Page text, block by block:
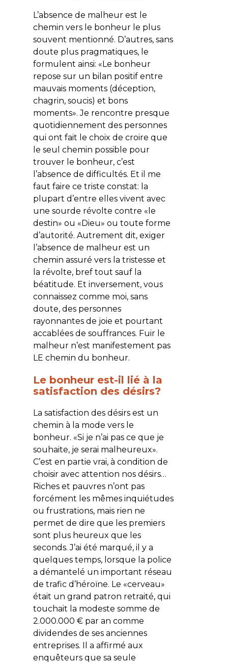
L’absence de malheur est le
chemin vers le bonheur le plus
souvent mentionné. D’autres, sans
doute plus pragmatiques, le
formulent ainsi: «Le bonheur
repose sur un bilan positif entre
mauvais moments (déception,
chagrin, soucis) et bons
moments». Je rencontre presque
quotidiennement des personnes
qui ont fait le choix de croire que
le seul chemin possible pour
trouver le bonheur, c’est
l’absence de difficultés. Et il me
faut faire ce triste constat: la
plupart d’entre elles vivent avec
une sourde révolte contre «le
destin» ou «Dieu» ou toute forme
d’autorité. Autrement dit, exiger
l’absence de malheur est un
chemin assuré vers la tristesse et
la révolte, bref tout sauf la
béatitude. Et inversement, vous
connaissez comme moi, sans
doute, des personnes
rayonnantes de joie et pourtant
accablées de souffrances. Fuir le
malheur n’est manifestement pas
LE chemin du bonheur.
Le bonheur est-il lié à la
satisfaction des désirs?
La satisfaction des désirs est un
chemin à la mode vers le
bonheur. «Si je n’ai pas ce que je
souhaite, je serai malheureux».
C’est en partie vrai, à condition de
choisir avec attention nos désirs…
Riches et pauvres n’ont pas
forcément les mêmes inquiétudes
ou frustrations, mais rien ne
permet de dire que les premiers
sont plus heureux que les
seconds. J’ai été marqué, il y a
quelques temps, lorsque la police
a démantelé un important réseau
de trafic d’héroïne. Le «cerveau»
était un grand patron retraité, qui
touchait la modeste somme de
2.000.000 € par an comme
dividendes de ses anciennes
entreprises. Il a affirmé aux
enquêteurs que sa seule